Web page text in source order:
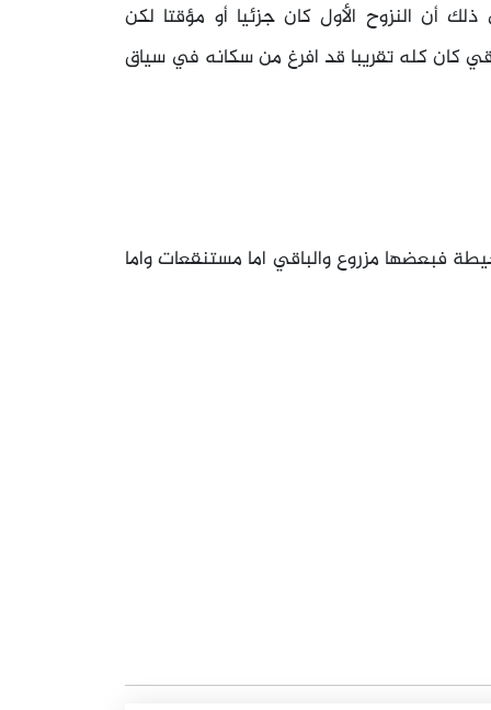
ذلك أن النزوح الأول كان جزئيا أو مؤقتا لكن
كان كله تقريبا قد افرغ من سكانه في سياق
فبعضها مزروع والباقي اما مستنقعات واما